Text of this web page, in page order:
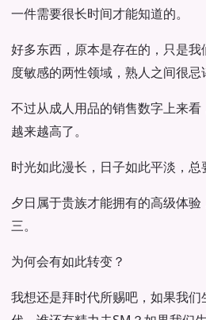
一件需要很长时间才能知道的。
好多东西，原本是存在的，只是
度敏感的两性领域，熟人之间很忌
不过从成人用品的销售数字上来
越来越高了。
时光如此漫长，日子如此平淡，总
夕日属于贵族才能拥有的高级体
三。
为何会有如此转变？
我想还是拜时代所赐吧，如果我